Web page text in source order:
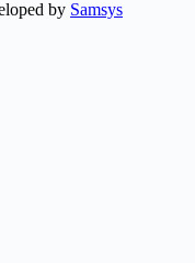
by Samsys